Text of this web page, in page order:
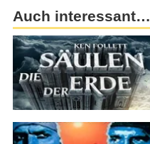
Auch interessant…